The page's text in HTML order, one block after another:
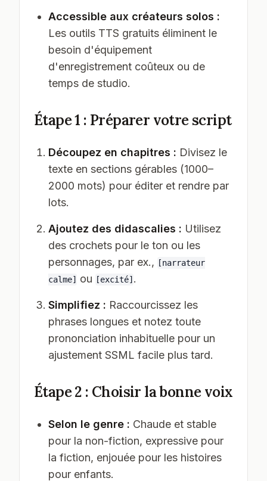
Accessible aux créateurs solos :
Les outils TTS gratuits éliminent le
besoin d'équipement
d'enregistrement coûteux ou de
temps de studio.
Étape 1 : Préparer votre script
Découpez en chapitres : Divisez le
texte en sections gérables (1000–
2000 mots) pour éditer et rendre par
lots.
Ajoutez des didascalies : Utilisez
des crochets pour le ton ou les
personnages, par ex.,
[narrateur
calme]
ou [excité] .
Simplifiez : Raccourcissez les
phrases longues et notez toute
prononciation inhabituelle pour un
ajustement SSML facile plus tard.
Étape 2 : Choisir la bonne voix
Selon le genre : Chaude et stable
pour la non-fiction, expressive pour
la fiction, enjouée pour les histoires
pour enfants.